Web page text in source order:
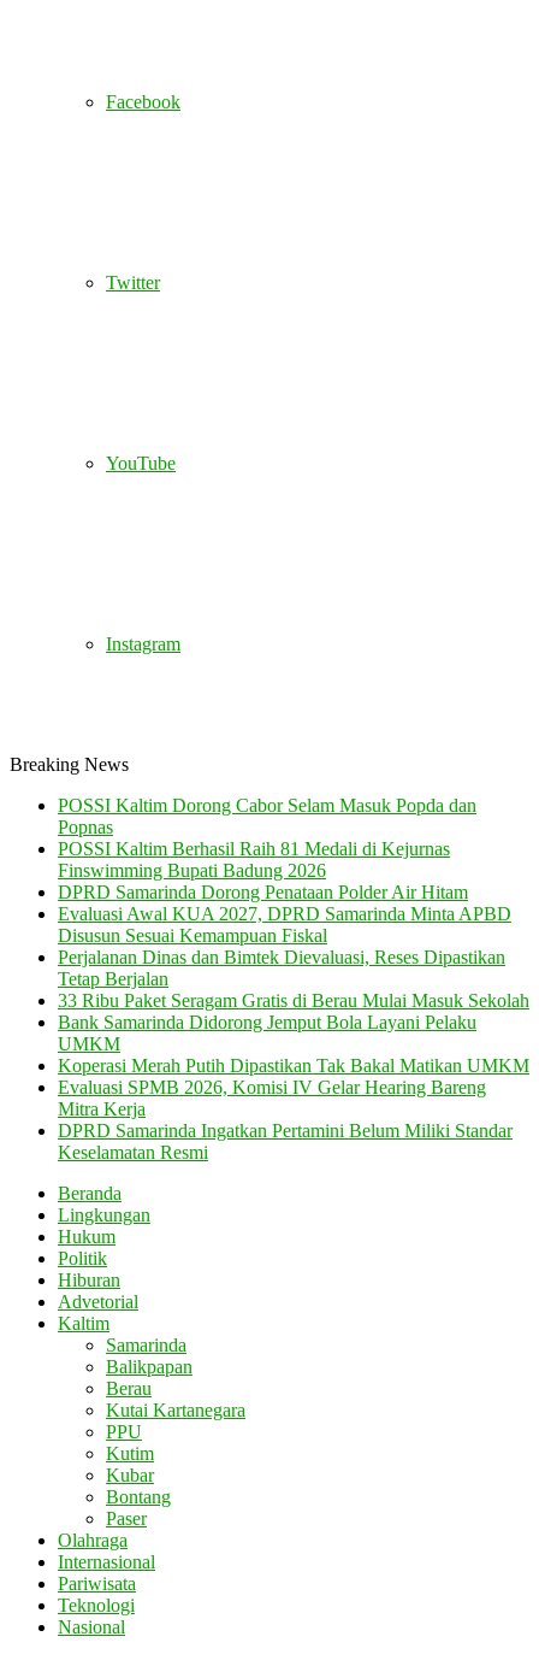
Facebook
Twitter
YouTube
Instagram
Breaking News
POSSI Kaltim Dorong Cabor Selam Masuk Popda dan
Popnas
POSSI Kaltim Berhasil Raih 81 Medali di Kejurnas
Finswimming Bupati Badung 2026
DPRD Samarinda Dorong Penataan Polder Air Hitam
Evaluasi Awal KUA 2027, DPRD Samarinda Minta APBD
Disusun Sesuai Kemampuan Fiskal
Perjalanan Dinas dan Bimtek Dievaluasi, Reses Dipastikan
Tetap Berjalan
33 Ribu Paket Seragam Gratis di Berau Mulai Masuk Sekolah
Bank Samarinda Didorong Jemput Bola Layani Pelaku
UMKM
Koperasi Merah Putih Dipastikan Tak Bakal Matikan UMKM
Evaluasi SPMB 2026, Komisi IV Gelar Hearing Bareng
Mitra Kerja
DPRD Samarinda Ingatkan Pertamini Belum Miliki Standar
Keselamatan Resmi
Beranda
Lingkungan
Hukum
Politik
Hiburan
Advetorial
Kaltim
Samarinda
Balikpapan
Berau
Kutai Kartanegara
PPU
Kutim
Kubar
Bontang
Paser
Olahraga
Internasional
Pariwisata
Teknologi
Nasional